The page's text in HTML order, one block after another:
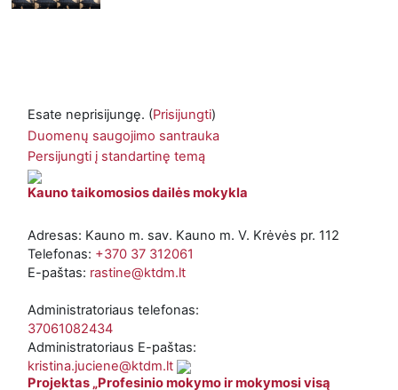
Esate neprisijungę. (Prisijungti)
Duomenų saugojimo santrauka
Persijungti į standartinę temą
Kauno taikomosios dailės mokykla
Adresas: Kauno m. sav. Kauno m. V. Krėvės pr. 112
Telefonas: +370 37 312061
E-paštas: rastine@ktdm.lt
Administratoriaus telefonas:
37061082434
Administratoriaus E-paštas:
kristina.juciene@ktdm.lt
Projektas „Profesinio mokymo ir mokymosi visą